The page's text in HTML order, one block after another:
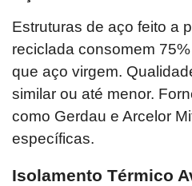
Estruturas de aço feito a
reciclada consomem
que aço virgem.
similar ou até menor.
como Gerdau e Arcelor
específicas.
Isolamento Térmico